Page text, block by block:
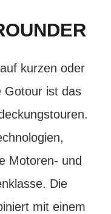
kurzen oder
Gotour ist das
Motoren- und
Die
mit einem